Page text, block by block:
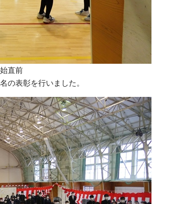
直前
の表彰を行いました。